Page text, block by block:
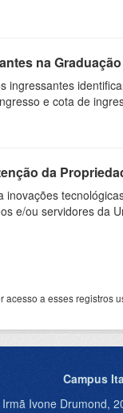
na Graduação
ingressantes
e cota de
da
inovações
e/ou servidores da
acesso a esses registros
Campus
Irmã Ivone Drumond,